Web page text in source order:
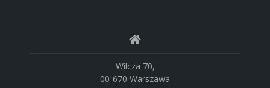
Wilcza 70,
00-670 Warszawa